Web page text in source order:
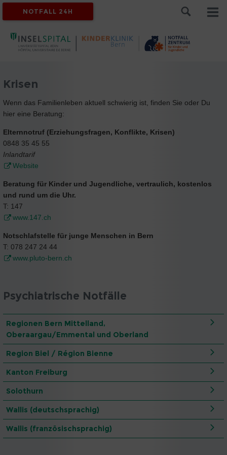
NOTFALL 24H
Krisen
Wenn das Familienleben aktuell schwierig ist, finden Sie oder Du
hier eine Beratung:
Elternnotruf (Erziehungsfragen, Konflikte, Krisen)
0848 35 45 55
Inlandtarif
Website
Beratung für Kinder und Jugendliche, vertraulich, kostenlos
und rund um die Uhr.
T: 147
www.147.ch
Notschlafstelle für junge Menschen in Bern
T: 078 247 24 44
www.pluto-bern.ch
Psychiatrische Notfälle
Regionen Bern Mittelland,
Oberaargau/Emmental und Oberland
Region Biel / Région Bienne
Kanton Freiburg
Solothurn
Wallis (deutschsprachig)
Wallis (französischsprachig)